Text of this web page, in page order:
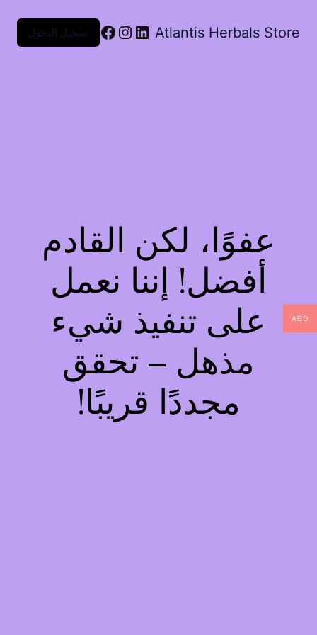
Atlantis Herbals Store تسجيل الدخول
عفوًا، لكن القادم
أفضل! إننا نعمل
على تنفيذ شيء
مذهل – تحقق
مجددًا قريبًا!
AED